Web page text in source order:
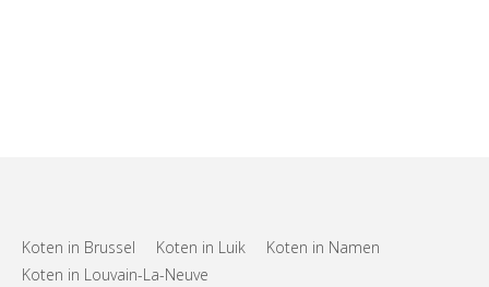
Koten in Brussel Koten in Luik
Koten in Namen
Koten in Louvain-La-Neuve